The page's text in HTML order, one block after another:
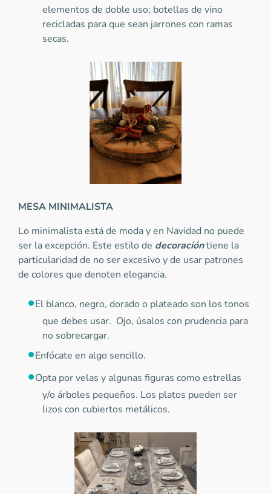
elementos de doble uso; botellas de vino
recicladas para que sean jarrones con ramas
secas.
MESA MINIMALISTA
Lo minimalista está de moda y en Navidad no puede
ser la excepción. Este estilo de decoracióntiene la
particularidad de no ser excesivo y de usar patrones
de colores que denoten elegancia.
El blanco, negro, dorado o plateado son los tonos
que debes usar. Ojo, úsalos con prudencia para
no sobrecargar.
Enfócate en algo sencillo.
Opta por velas y algunas figuras como estrellas
y/o árboles pequeños. Los platos pueden ser
lizos con cubiertos metálicos.